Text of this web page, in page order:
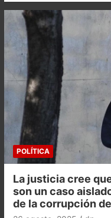
POLÍTICA
La justicia cree
son un caso
de la corrupción